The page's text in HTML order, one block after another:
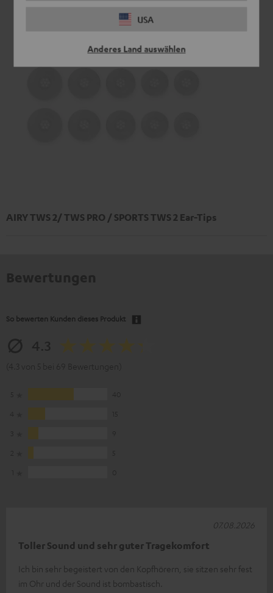
USA
Anderes Land auswählen
AIRY TWS 2/ TWS PRO / SPORTS TWS 2 Ear-Tips
So bewerten Kunden dieses Produkt
Toller Sound und sehr guter Tragekomfort
Ich bin sehr begeistert von den Kopfhörern, sie sitzen sehr fest
im Ohr und der Sound ist bombastisch.
07.08.2026